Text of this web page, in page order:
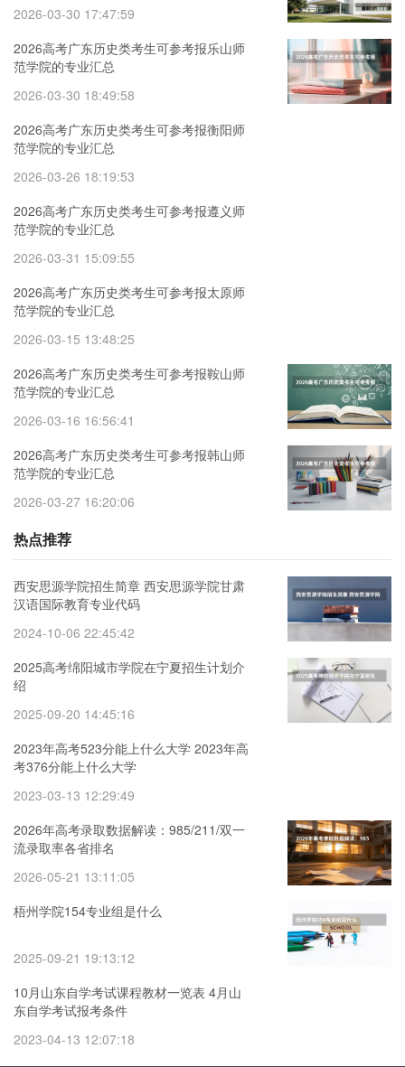
2026-03-30 17:47:59
2026高考广东历史类考生可参考报乐山师
范学院的专业汇总
2026-03-30 18:49:58
2026高考广东历史类考生可参考报衡阳师
范学院的专业汇总
2026-03-26 18:19:53
2026高考广东历史类考生可参考报遵义师
范学院的专业汇总
2026-03-31 15:09:55
2026高考广东历史类考生可参考报太原师
范学院的专业汇总
2026-03-15 13:48:25
2026高考广东历史类考生可参考报鞍山师
范学院的专业汇总
2026-03-16 16:56:41
2026高考广东历史类考生可参考报韩山师
范学院的专业汇总
2026-03-27 16:20:06
热点推荐
西安思源学院招生简章 西安思源学院甘肃
汉语国际教育专业代码
2024-10-06 22:45:42
2025高考绵阳城市学院在宁夏招生计划介
绍
2025-09-20 14:45:16
2023年高考523分能上什么大学 2023年高
考376分能上什么大学
2023-03-13 12:29:49
2026年高考录取数据解读：985/211/双一
流录取率各省排名
2026-05-21 13:11:05
梧州学院154专业组是什么
2025-09-21 19:13:12
10月山东自学考试课程教材一览表 4月山
东自学考试报考条件
2023-04-13 12:07:18